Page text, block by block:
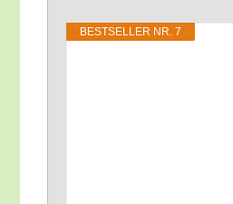
BEST­SEL­LER NR. 7